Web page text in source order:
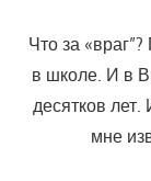
Что за
в школе. И в
десятков
мне